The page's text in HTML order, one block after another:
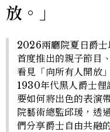
放。」
2026兩廳院夏日爵
首度推出的親子節目
看見「向所有人開放
1930年代黑人爵士俚
要如何將出色的表演
院藝術總監邱瑗，透
們分享爵士自由共融